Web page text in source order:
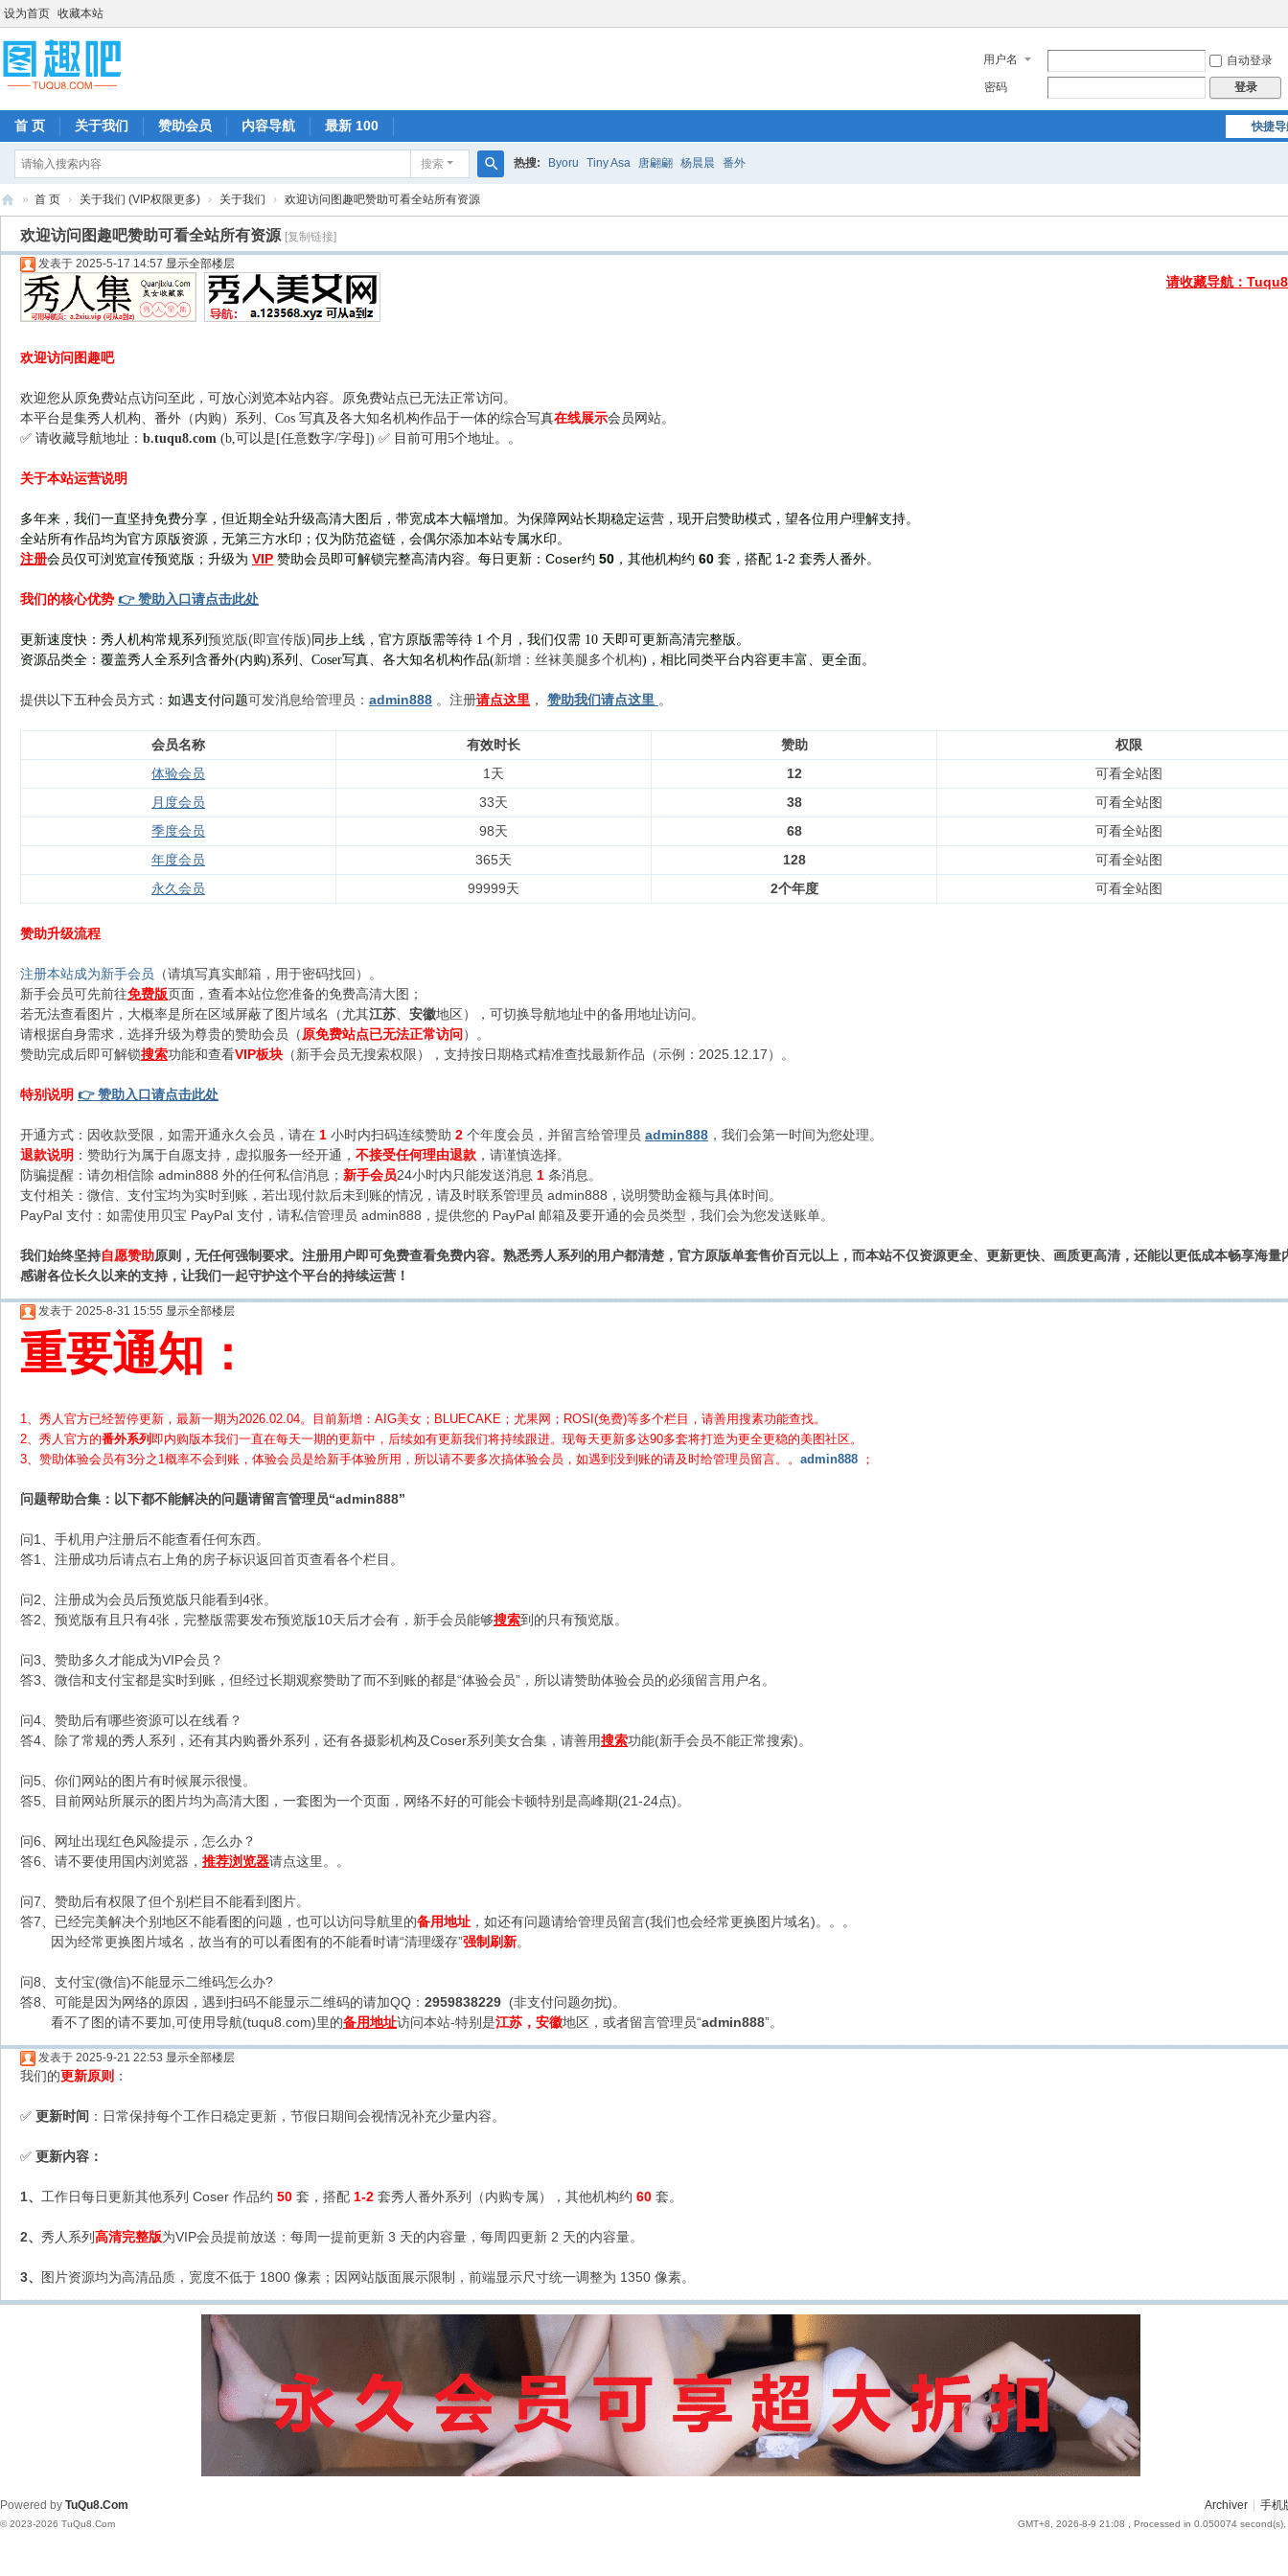
设为首页 收藏本站
用户名
自动登录
密码
登录
快捷
首 页 关于我们 赞助会员 内容导航 最新 100
搜索
索
热搜: Byoru Tiny Asa 唐翩翩 杨晨晨 番外
趣
» 首 页 › 关于我们 (VIP权限更多) › 关于我们 › 欢迎访问图趣吧赞助可看全站所有资源
欢迎访问图趣吧赞助可看全站所有资源 [复制链接]
发表于 2025-5-17 14:57 显示全部楼层
请收藏导航：
欢迎访问图趣吧
欢迎您从原免费站点访问至此，可放心浏览本站内容。原免费站点已无法正常访问。
本平台是集秀人机构、番外（内购）系列、Cos 写真及各大知名机构作品于一体的综合写真在线展示会员网站。
✅ 请收藏导航地址： b.tuqu8.com (b,可以是[任意数字/字母]) ✅ 目前可用5个地址。。
关于本站运营说明
多年来，我们一直坚持免费分享，但近期全站升级高清大图后，带宽成本大幅增加。为保障网站长期稳定运营，现开启赞助模式，望各位用户理解支持。
全站所有作品均为官方原版资源，无第三方水印；仅为防范盗链，会偶尔添加本站专属水印。
注册会员仅可浏览宣传预览版 ； 升级为 VIP 赞助会员即可解锁完整高清内容。每日更新： Coser约 50 ，其他机构约 60 套， 搭配 1-2 套秀人番外。
我们的核心优势 👉 赞助入口请点击此处
更新速度快：秀人机构常规系列 预览版(即宣传版) 同步上线，官方原版需等待 1 个月，我们仅需 10 天即可更新高清完整版。
资源品类全：覆盖秀人全系列含番外(内购)系列、Coser写真、各大知名机构作品(新增：丝袜美腿多个机构)，相比同类平台内容更丰富、更全面。
提供以下五种会员方式： 如遇支付问题可发消息给管理员： admin888 。注册请点这里 ， 赞助我们请点这里 。
会员名称 有效时长 赞助
权限
体验会员
1天 12
可看全站图
月度会员
33天 38
可看全站图
季度会员
98天 68
可看全站图
年度会员
365天 128
可看全站图
永久会员
99999天 2个年度 可看全站图
赞助升级流程
注册本站成为新手会员 （请填写真实邮箱，用于密码找回）。
新手会员可先前往免费版页面，查看本站位您准备的免费高清大图；
若无法查看图片，大概率是所在区域屏蔽了图片域名（尤其江苏 安徽地区），可切换导航地址中的备用地址访问。
请根据自身需求，选择升级为尊贵的赞助会员（原免费站点已无法正常访问 ）。
赞助完成后即可解锁搜索功能和查看VIP板块 （新手会员无搜索权限），支持按日期格式精准查找最新作品（示例：2025.12.17）。
特别说明 👉 赞助入口请点击此处
开通方式：因收款受限，如需开通永久会员，请在 1 小时内扫码连续赞助 2 个年度会员，并留言给管理员 admin888 ，我们会第一时间为您处理。
退款说明 ：赞助行为属于自愿支持，虚拟服务一经开通， 不接受任何理由退款 ，请谨慎选择。
防骗提醒：请勿相信除 admin888 外的任何私信消息； 新手会员24小时内只能发送消息 1 条消息。
支付相关：微信、支付宝均为实时到账，若出现付款后未到账的情况，请及时联系管理员 admin888，说明赞助金额与具体时间。
PayPal 支付：如需使用贝宝 PayPal 支付，请私信管理员 admin888，提供您的 PayPal 邮箱及要开通的会员类型，我们会为您发送账单。
我们始终坚持自愿赞助原则，无任何强制要求。注册用户即可免费查看免费内容。熟悉秀人系列的用户都清楚，官方原版单套售价百元以上，而本站不仅资源更全、更新更快、画质更高清，还能以更低成本畅享海量
感谢各位长久以来的支持，让我们一起守护这个平台的持续运营！
发表于 2025-8-31 15:55 显示全部楼层
重要通知：
1、秀人官方已经暂停更新，最新一期为2026.02.04。目前新增：AIG美女；BLUECAKE；尤果网；ROSI(免费)等多个栏目，请善用搜素功能查找。
2、 秀人官方的番外系列 即内购版本我们一直在每天一期的更新中，后续如有更新我们将持续跟进。现每天更新多达90多套将打造为更全更稳的美图社区。
3、赞助体验会员有3分之1概率不会到账，体验会员是给新手体验所用，所以请不要多次搞体验会员，如遇到没到账的请及时给管理员留言。。 admin888 ；
问题帮助合集 ：以下都不能解决的问题请留言管理员“admin888”
问1、手机用户注册后不能查看任何东西。
答1、注册成功后请点右上角的房子标识返回首页查看各个栏目。
问2、注册成为会员后预览版只能看到4张。
答2、预览版有且只有4张，完整版需要发布预览版10天后才会有，新手会员能够搜索到的只有预览版。
问3、赞助多久才能成为VIP会员？
答3、微信和支付宝都是实时到账，但经过长期观察赞助了而不到账的都是“体验会员”，所以请赞助体验会员的必须留言用户名。
问4、赞助后有哪些资源可以在线看？
答4、除了常规的秀人系列，还有其内购番外系列，还有各摄影机构及Coser系列美女合集，请善用搜索功能(新手会员不能正常搜索)。
问5、你们网站的图片有时候展示很慢。
答5、目前网站所展示的图片均为高清大图，一套图为一个页面，网络不好的可能会卡顿特别是高峰期(21-24点)。
问6、网址出现红色风险提示，怎么办？
答6、请不要使用国内浏览器， 推荐浏览器请点这里。。
问7、赞助后有权限了但个别栏目不能看到图片。
答7、已经完美解决个别地区不能看图的问题，也可以访问导航里的备用地址 ，如还有问题请给管理员留言(我们也会经常更换图片域名)。。。
因为经常更换图片域名，故当有的可以看图有的不能看时请“清理缓存”强制刷新。
问8、支付宝(微信)不能显示二维码怎么办?
答8、可能是因为网络的原因，遇到扫码不能显示二维码的请加QQ： 2959838229 (非支付问题勿扰)。
看不了图的请不要加,可使用导航(tuqu8.com)里的备用地址访问本站-特别是江苏，安徽地区，或者留言管理员“admin888”。
发表于 2025-9-21 22:53 显示全部楼层
我们的更新原则 ：
✅ 更新时间 ：日常保持每个工作日稳定更新，节假日期间会视情况补充少量内容。
✅ 更新内容：
1、 工作日每日更新其他系列 Coser 作品约 50 套，搭配 1-2 套秀人番外系列（内购专属），其他机构约 60 套。
2、 秀人系列高清完整版为VIP会员提前放送：每周一提前更新 3 天的内容量，每周四更新 2 天的内容量。
3、 图片资源均为高清品质，宽度不低于 1800 像素；因网站版面展示限制，前端显示尺寸统一调整为 1350 像素。
Archiver 手机
GMT+8, 2026-8-9 21:08 , Processed in 0.050074
Powered by TuQu8.Com
© 2023-2026 TuQu8.Com